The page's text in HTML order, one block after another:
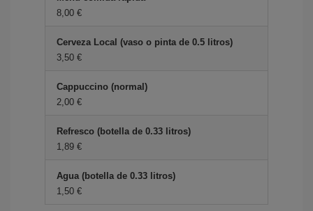
8,00 €
Cerveza Local (vaso o pinta de 0.5 litros)
3,50 €
Cappuccino (normal)
2,00 €
Refresco (botella de 0.33 litros)
1,89 €
Agua (botella de 0.33 litros)
1,50 €